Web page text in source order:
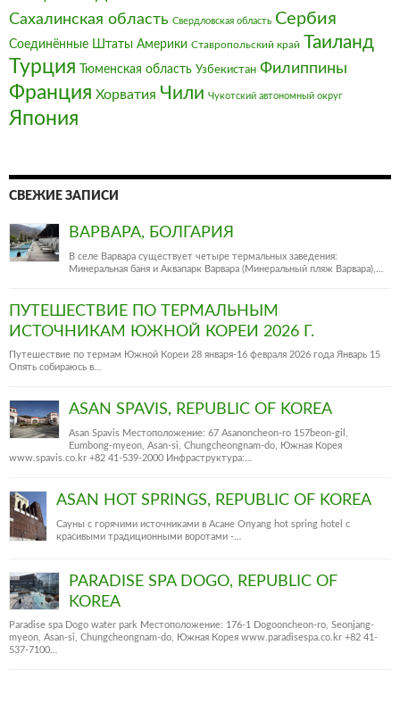
Сахалинская область Свердловская область Сербия
Соединённые Штаты Америки Ставропольский край Таиланд
Турция Тюменская область Узбекистан Филиппины
Франция‎ Хорватия Чили Чукотский автономный округ
Япония
СВЕЖИЕ ЗАПИСИ
ВАРВАРА, БОЛГАРИЯ
В селе Варвара существует четыре термальных заведения:
Минеральная баня и Аквапарк Варвара (Минеральный пляж Варвара),…
ПУТЕШЕСТВИЕ ПО ТЕРМАЛЬНЫМ
ИСТОЧНИКАМ ЮЖНОЙ КОРЕИ 2026 Г.
Путешествие по термам Южной Кореи 28 января-16 февраля 2026 года Январь 15
Опять собираюсь в…
ASAN SPAVIS, REPUBLIC OF KOREA
Asan Spavis Местоположение: 67 Asanoncheon-ro 157beon-gil,
Eumbong-myeon, Asan-si, Chungcheongnam-do, Южная Корея
www.spavis.co.kr +82 41-539-2000 Инфраструктура:…
ASAN HOT SPRINGS, REPUBLIC OF KOREA
Сауны с горячими источниками в Асане Onyang hot spring hotel c
красивыми традиционными воротами -…
PARADISE SPA DOGO, REPUBLIC OF
KOREA
Paradise spa Dogo water park Местоположение: 176-1 Dogooncheon-ro, Seonjang-
myeon, Asan-si, Chungcheongnam-do, Южная Корея www.paradisespa.co.kr +82 41-
537-7100…